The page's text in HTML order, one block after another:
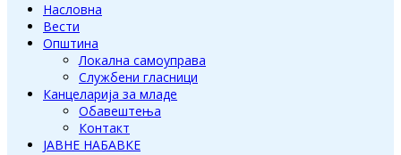
Насловна
Вести
Општина
Локална самоуправа
Службени гласници
Канцеларија за младе
Обавештења
Контакт
ЈАВНЕ НАБАВКЕ